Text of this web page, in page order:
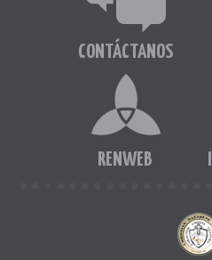
CONTÁCTANOS
RENWEB